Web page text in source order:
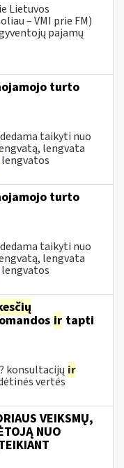
Lietuvos
– VMI prie FM)
pajamų
turto
taikyti nuo
lengvata
lengvatos
turto
taikyti nuo
lengvata
lengvatos
ir tapti
konsultacijų ir
vertės
VEIKSMŲ,
NUO